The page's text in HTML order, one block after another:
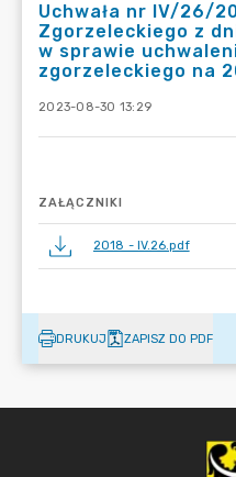
Uchwała nr IV/26/
Zgorzeleckiego z
w sprawie
zgorzeleckiego na
2023-08-30 13:29
ZAŁĄCZNIKI
2018 - IV.26.pdf
DRUKUJ ZAPISZ DO PDF